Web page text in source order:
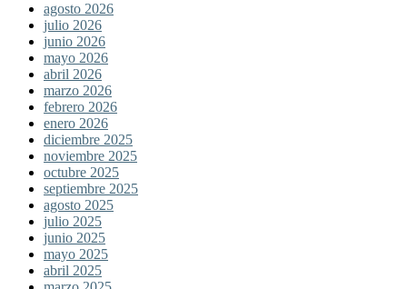
agosto 2026
julio 2026
junio 2026
mayo 2026
abril 2026
marzo 2026
febrero 2026
enero 2026
diciembre 2025
noviembre 2025
octubre 2025
septiembre 2025
agosto 2025
julio 2025
junio 2025
mayo 2025
abril 2025